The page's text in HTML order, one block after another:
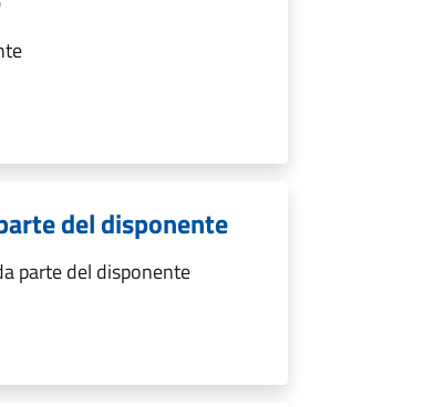
del disponente
parte del disponente